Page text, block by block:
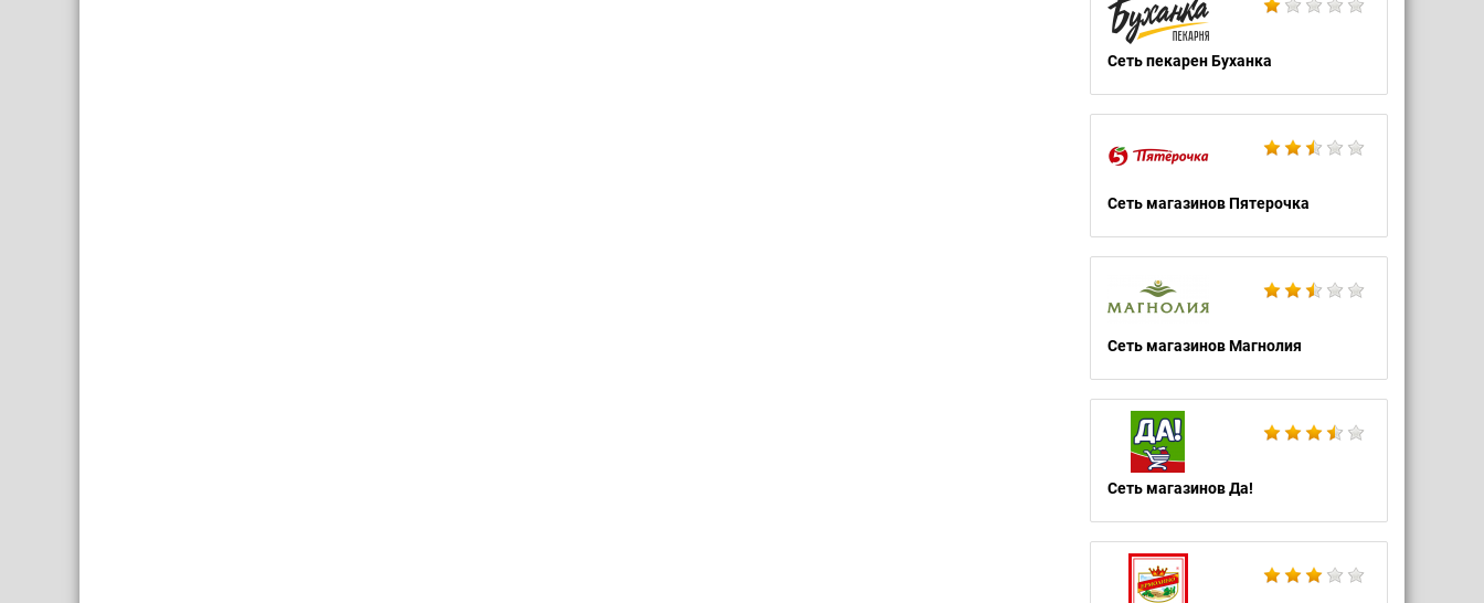
Сеть пекарен Буханка
Сеть магазинов Пятерочка
Сеть магазинов Магнолия
Сеть магазинов Да!